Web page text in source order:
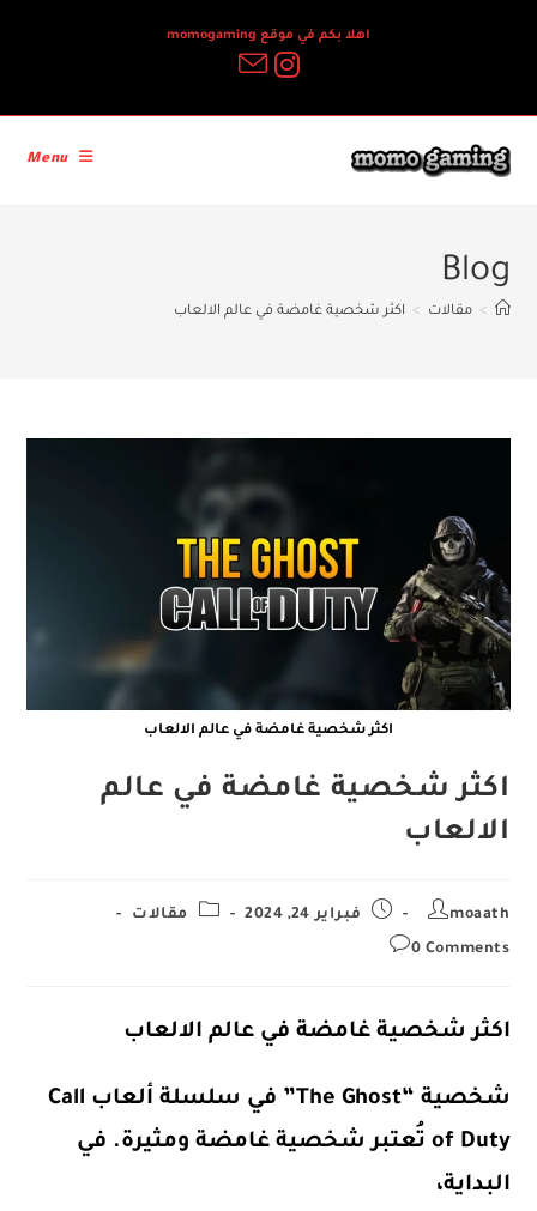
اهلا بكم في موقع momogaming
Menu
Blog
> مقالات > اكثر شخصية غامضة في عالم الالعاب
اكثر شخصية غامضة في عالم الالعاب
اكثر شخصية غامضة في عالم
الالعاب
Post
moaath
Post فبراير 24, 2024
Post مقالات
Post
0 Comments
اكثر شخصية غامضة في عالم الالعاب
شخصية “The Ghost” في سلسلة ألعاب Call
of Duty تُعتبر شخصية غامضة ومثيرة. في
البداية،